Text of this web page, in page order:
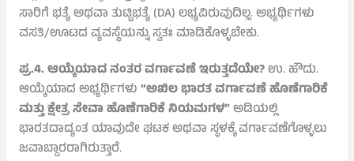
ಸಾರಿಗೆ ಭತ್ಯೆ ಅಥವಾ ತುಟ್ಟಿಭತ್ಯೆ (DA) ಲಭ್ಯವಿರುವುದಿಲ್ಲ. ಅಭ್ಯರ್ಥಿಗಳು
ವಸತಿ/ಊಟದ ವ್ಯವಸ್ಥೆಯನ್ನು ಸ್ವತಃ ಮಾಡಿಕೊಳ್ಳಬೇಕು.
ಪ್ರ.4. ಆಯ್ಕೆಯಾದ ನಂತರ ವರ್ಗಾವಣೆ ಇರುತ್ತದೆಯೇ?ಉ. ಹೌದು.
ಆಯ್ಕೆಯಾದ ಅಭ್ಯರ್ಥಿಗಳು“ಅಖಿಲ ಭಾರತ ವರ್ಗಾವಣೆ ಹೊಣೆಗಾರಿಕೆ
ಮತ್ತು ಕ್ಷೇತ್ರ ಸೇವಾ ಹೊಣೆಗಾರಿಕೆ ನಿಯಮಗಳ”ಅಡಿಯಲ್ಲಿ
ಭಾರತದಾದ್ಯಂತ ಯಾವುದೇ ಘಟಕ ಅಥವಾ ಸ್ಥಳಕ್ಕೆ ವರ್ಗಾವಣೆಗೊಳ್ಳಲು
ಜವಾಬ್ದಾರರಾಗಿರುತ್ತಾರೆ.